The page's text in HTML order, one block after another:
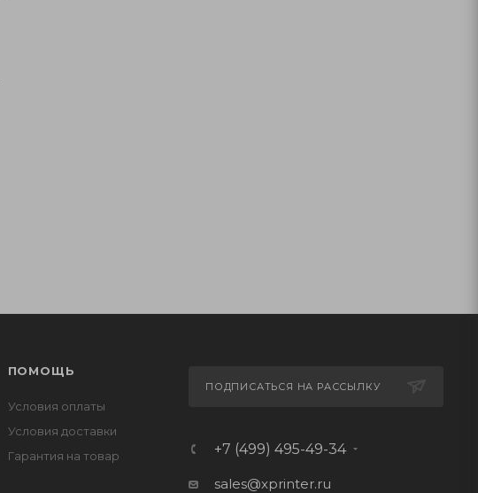
ПОМОЩЬ
Условия оплаты
Условия доставки
Гарантия на товар
ПОДПИСАТЬСЯ НА РАССЫЛКУ
+7 (499) 495-49-34
sales@xprinter.ru